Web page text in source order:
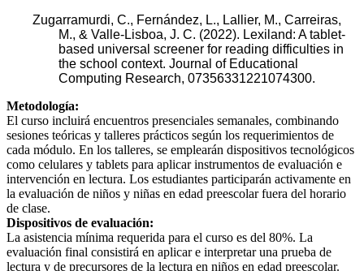
Zugarramurdi, C., Fernández, L., Lallier, M., Carreiras,
M., & Valle-Lisboa, J. C. (2022). Lexiland: A tablet-
based universal screener for reading difficulties in
the school context. Journal of Educational
Computing Research, 07356331221074300.
Metodología:
El curso incluirá encuentros presenciales semanales, combinando
sesiones teóricas y talleres prácticos según los requerimientos de
cada módulo. En los talleres, se emplearán dispositivos tecnológicos
como celulares y tablets para aplicar instrumentos de evaluación e
intervención en lectura. Los estudiantes participarán activamente en
la evaluación de niños y niñas en edad preescolar fuera del horario
de clase.
Dispositivos de evaluación:
La asistencia mínima requerida para el curso es del 80%. La
evaluación final consistirá en aplicar e interpretar una prueba de
lectura y de precursores de la lectura en niños en edad preescolar.